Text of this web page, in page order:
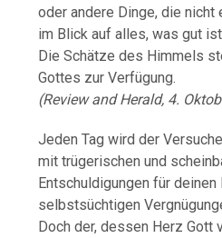
oder andere Dinge, die nicht
im Blick auf alles, was gut
Die Schätze des Himmels
Gottes zur Verfügung.
(Review and Herald, 4.
Jeden Tag wird der
mit trügerischen und
Entschuldigungen für
selbstsüchtigen
Doch der, dessen Herz Gott